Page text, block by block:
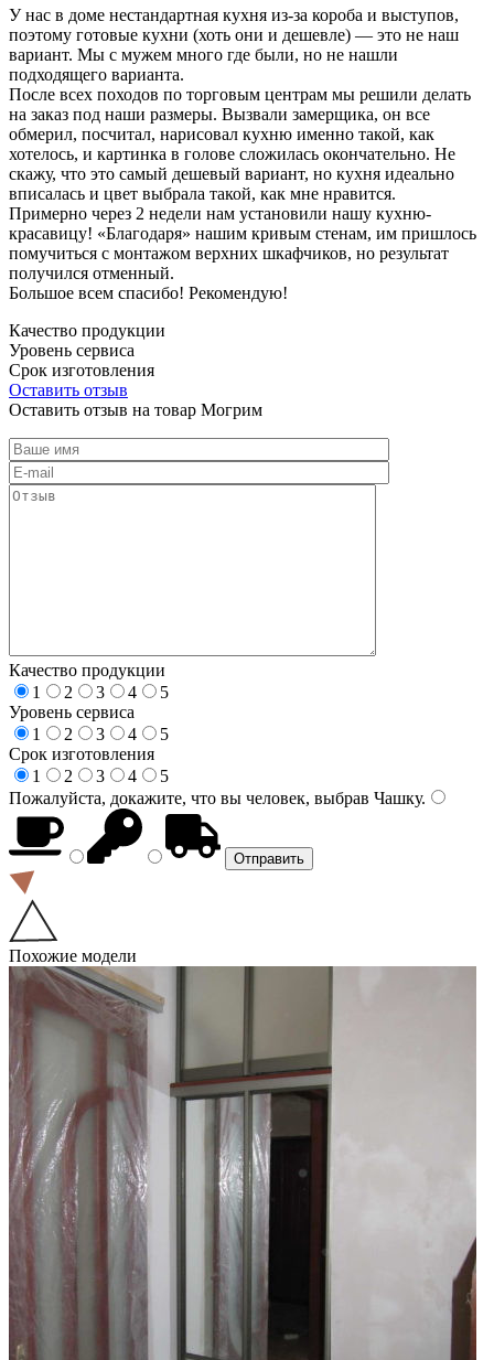
У нас в доме нестандартная кухня из-за короба и выступов,
поэтому готовые кухни (хоть они и дешевле) — это не наш
вариант. Мы с мужем много где были, но не нашли
подходящего варианта.
После всех походов по торговым центрам мы решили делать
на заказ под наши размеры. Вызвали замерщика, он все
обмерил, посчитал, нарисовал кухню именно такой, как
хотелось, и картинка в голове сложилась окончательно. Не
скажу, что это самый дешевый вариант, но кухня идеально
вписалась и цвет выбрала такой, как мне нравится.
Примерно через 2 недели нам установили нашу кухню-
красавицу! «Благодаря» нашим кривым стенам, им пришлось
помучиться с монтажом верхних шкафчиков, но результат
получился отменный.
Большое всем спасибо! Рекомендую!
Качество продукции
Уровень сервиса
Срок изготовления
Оставить отзыв
Оставить отзыв на товар Могрим
Качество продукции
1
2 3 4
5
Уровень сервиса
1
2 3 4
5
Срок изготовления
1
2 3 4
5
Пожалуйста, докажите, что вы человек, выбрав Чашку.
Похожие модели